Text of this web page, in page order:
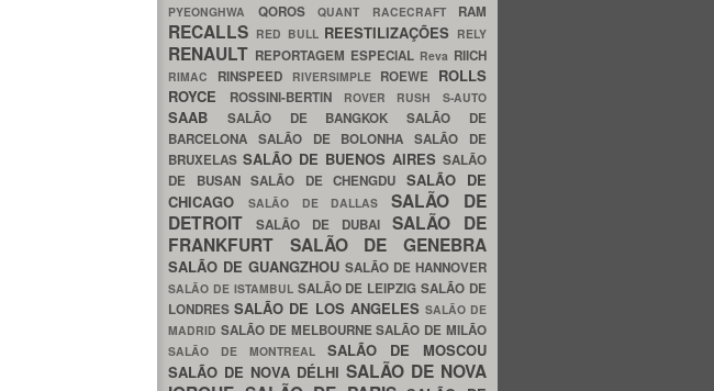
PYEONGHWA QOROS QUANT RACECRAFT RAM
RECALLS RED BULL REESTILIZAÇÕES RELY
RENAULT REPORTAGEM ESPECIAL Reva RIICH
RIMAC RINSPEED RIVERSIMPLE ROEWE ROLLS
ROYCE
ROSSINI-BERTIN ROVER RUSH S-AUTO
SAAB SALÃO DE BANGKOKSALÃO DE
BARCELONA SALÃO DE BOLONHASALÃO DE
BRUXELAS SALÃO DE BUENOS AIRES SALÃO
DE BUSAN SALÃO DE CHENGDU SALÃO DE
CHICAGO
SALÃO DE DALLASSALÃO DE
DETROIT
SALÃO DE DUBAI SALÃO DE
FRANKFURT SALÃO DE GENEBRA
SALÃO DE GUANGZHOU SALÃO DE HANNOVER
SALÃO DE ISTAMBUL SALÃO DE LEIPZIGSALÃO DE
LONDRESSALÃO DE LOS ANGELES SALÃO DE
MADRID SALÃO DE MELBOURNESALÃO DE MILÃO
SALÃO DE MONTREAL SALÃO DE MOSCOU
SALÃO DE NOVA DÉLHI SALÃO DE NOVA